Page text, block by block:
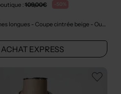
: 109,00€ -50%
longues - Coupe cintrée beige - Outlet
ACHAT EXPRESS